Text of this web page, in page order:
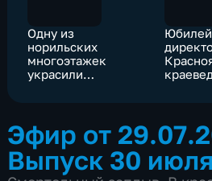
Одну из
норильских
многоэтажек
украсили
жителей города
Юбилей
Эфир от
Выпуск 30